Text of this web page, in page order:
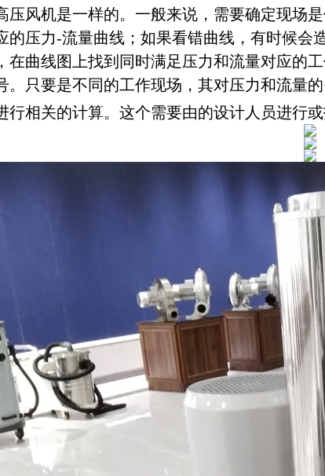
压风机是一样的。一般来说，需要确定现场
的压力-流量曲线；如果看错曲线，有时候会
在曲线图上找到同时满足压力和流量对应的
。只要是不同的工作现场，其对压力和流量
行相关的计算。这个需要由的设计人员进行或